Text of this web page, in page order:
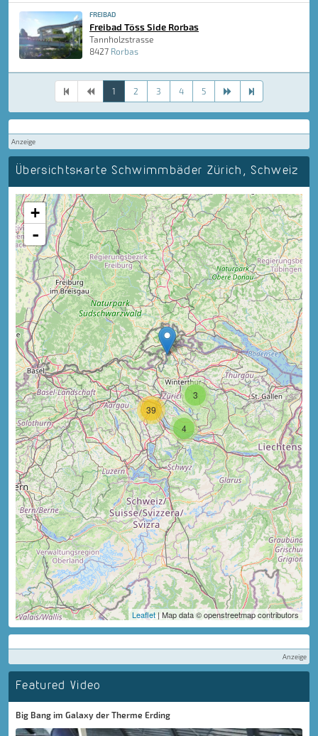
FREIBAD
Freibad Töss Side Rorbas
Tannholzstrasse
8427 Rorbas
1 2 3 4 5
Anzeige
Übersichtskarte Schwimmbäder Zürich, Schweiz
4
3
39
+
-
Leaflet | Map data © openstreetmap contributors
Anzeige
Featured Video
Big Bang im Galaxy der Therme Erding